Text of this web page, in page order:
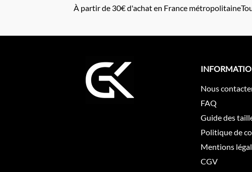
À partir de 30€ d'achat en France métropolitaine
Nous
FAQ
Guide des
Politique de
Mentions
CGV